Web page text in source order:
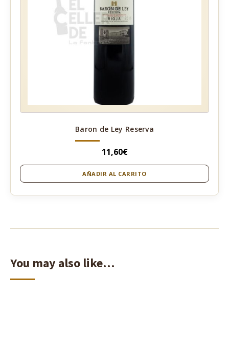
Baron de Ley Reserva
11,60€
AÑADIR AL CARRITO
You may also like…